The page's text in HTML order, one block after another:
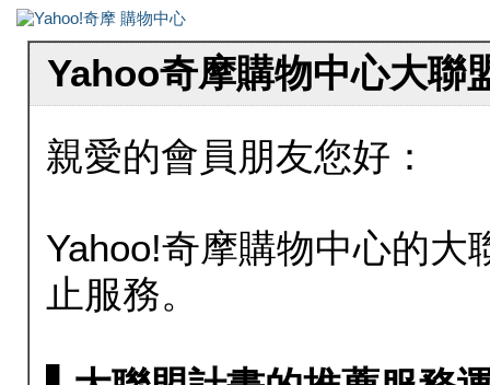
Yahoo奇摩購物中心大聯
親愛的會員朋友您好：
Yahoo!奇摩購物中心的大
止服務。